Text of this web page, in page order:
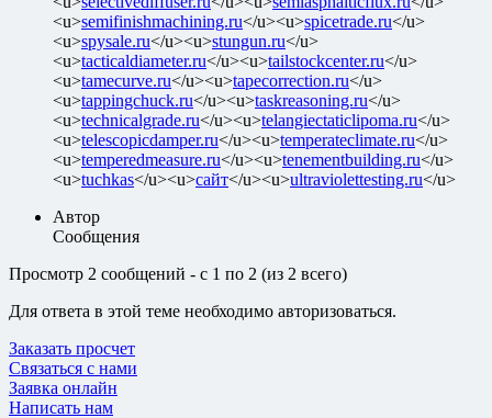
<u>semifinishmachining.ru</u><u>spicetrade.ru</u>
<u>spysale.ru</u><u>stungun.ru</u>
<u>tacticaldiameter.ru</u><u>tailstockcenter.ru</u>
<u>tamecurve.ru</u><u>tapecorrection.ru</u>
<u>tappingchuck.ru</u><u>taskreasoning.ru</u>
<u>technicalgrade.ru</u><u>telangiectaticlipoma.ru</u>
<u>telescopicdamper.ru</u><u>temperateclimate.ru</u>
<u>temperedmeasure.ru</u><u>tenementbuilding.ru</u>
<u>tuchkas</u><u>сайт</u><u>ultraviolettesting.ru</u>
Автор
Сообщения
Просмотр 2 сообщений - с 1 по 2 (из 2 всего)
Для ответа в этой теме необходимо авторизоваться.
Заказать просчет
Связаться с нами
Заявка онлайн
Написать нам